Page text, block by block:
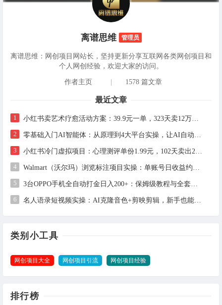
离谱思维 管理员
离谱思维：网创项目网站长，坚持更新分享互联网各类网创项目和
个人网创经验，欢迎大家的访问。
作者主页 | 1578 篇文章
最近文章
1
2
3
4
5
6
类别小工具
网创项目大全 网创项目引流 网创项目经验
排行榜